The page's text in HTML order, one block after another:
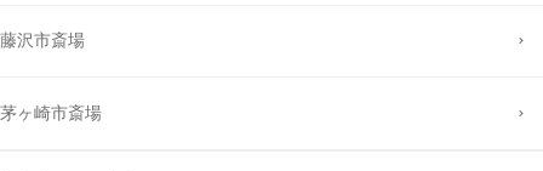
藤沢市斎場
茅ヶ崎市斎場